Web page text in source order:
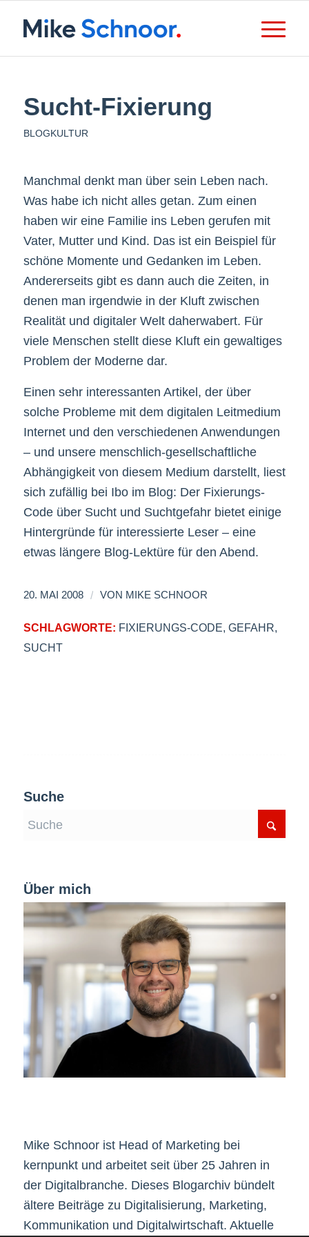
Sucht-Fixierung
BLOGKULTUR
Manchmal denkt man über sein Leben nach.
Was habe ich nicht alles getan. Zum einen
haben wir eine Familie ins Leben gerufen mit
Vater, Mutter und Kind. Das ist ein Beispiel für
schöne Momente und Gedanken im Leben.
Andererseits gibt es dann auch die Zeiten, in
denen man irgendwie in der Kluft zwischen
Realität und digitaler Welt daherwabert. Für
viele Menschen stellt diese Kluft ein gewaltiges
Problem der Moderne dar.
Einen sehr interessanten Artikel, der über
solche Probleme mit dem digitalen Leitmedium
Internet und den verschiedenen Anwendungen
– und unsere menschlich-gesellschaftliche
Abhängigkeit von diesem Medium darstellt, liest
sich zufällig bei Ibo im Blog: Der Fixierungs-
Code über Sucht und Suchtgefahr bietet einige
Hintergründe für interessierte Leser – eine
etwas längere Blog-Lektüre für den Abend.
20. MAI 2008 / VON MIKE SCHNOOR
SCHLAGWORTE: FIXIERUNGS-CODE, GEFAHR,
SUCHT
Suche
Über mich
Mike Schnoor ist Head of Marketing bei
kernpunkt und arbeitet seit über 25 Jahren in
der Digitalbranche. Dieses Blogarchiv bündelt
ältere Beiträge zu Digitalisierung, Marketing,
Kommunikation und Digitalwirtschaft. Aktuelle